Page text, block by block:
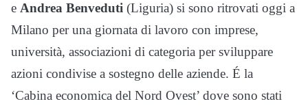
e Andrea Benveduti (Liguria) si sono ritrovati oggi a
Milano per una giornata di lavoro con imprese,
università, associazioni di categoria per sviluppare
azioni condivise a sostegno delle aziende. É la
‘Cabina economica del Nord Ovest’ dove sono stati